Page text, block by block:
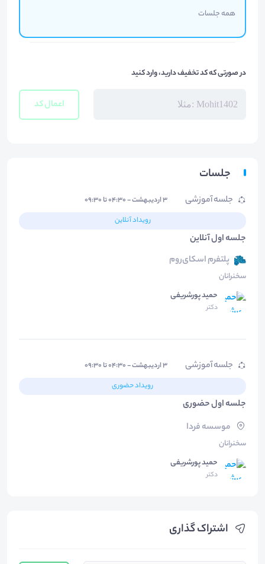
اشتراک گذاری
همه جلسات
در صورتی که کد تخفیف دارید، وارد کنید
اعمال کد
جلسات
جلسه آموزشی
۳ اردیبهشت - ۰۴:۳۰ تا ۰۹:۳۰
رویداد آنلاین
جلسه اول آنلاین
پلتفرم اسکای‌روم
سخنرانان
حمید پورشریفی
دکتر
جلسه آموزشی
۳ اردیبهشت - ۰۴:۳۰ تا ۰۹:۳۰
رویداد حضوری
جلسه اول حضوری
موسسه فردا
سخنرانان
حمید پورشریفی
دکتر